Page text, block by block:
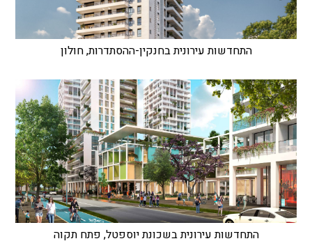
התחדשות עירונית בחנקין-ההסתדרות, חולון
התחדשות עירונית בשכונת יוספטל, פתח תקוה